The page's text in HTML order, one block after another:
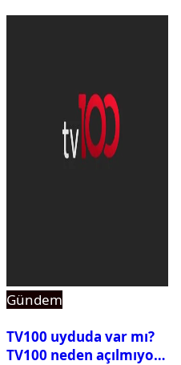
Gündem
TV100 uyduda var mı?
TV100 neden açılmıyor?